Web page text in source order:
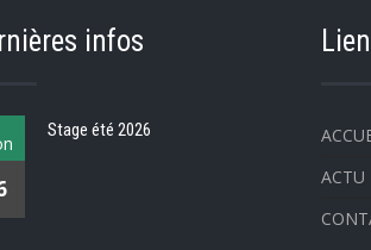
infos
Stage été 2026
ACTU